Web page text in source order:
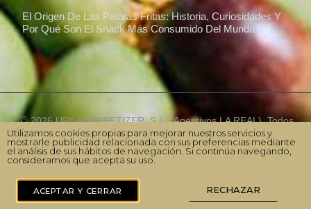
El Origen De Las Patatas Fritas: Historia, Curiosidades Y
Por Qué Son El Snack Más Consumido Del Mundo
Ⓒ 2026 URBAN APPETIZER, S.L. (Aperitivos LA REAL). Todos
los derechos reservados |Aviso legal|Política de Privacidad
Política de Cookies|Canal Ético|Sitemap
Utilizamos cookies propias para mejorar nuestros servicios y
mostrarle publicidad relacionada con sus preferencias mediante
el análisis de sus hábitos de navegación. Si continúa navegando,
consideramos que acepta su uso.
ACEPTAR Y CERRAR RECHAZAR